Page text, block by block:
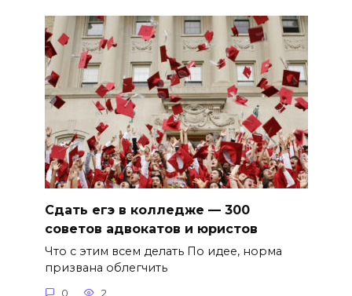
Сдать егэ в колледже — 300
советов адвокатов и юристов
Что с этим всем делать По идее, норма
призвана облегчить
0 2